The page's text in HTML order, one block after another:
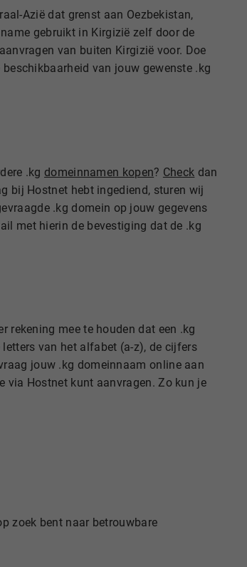
Azië dat grenst aan Oezbekistan,
gebruikt in Kirgizië zelf door de
van buiten Kirgizië voor. Doe
van jouw gewenste .kg
.kg domeinnamen kopen? Check dan
bij Hostnet hebt ingediend, sturen wij
.kg domein op jouw gegevens
met hierin de bevestiging dat de .kg
rekening mee te houden dat een .kg
van het alfabet (a-z), de cijfers
jouw .kg domeinnaam online aan
via Hostnet kunt aanvragen. Zo kun je
zoek bent naar betrouwbare